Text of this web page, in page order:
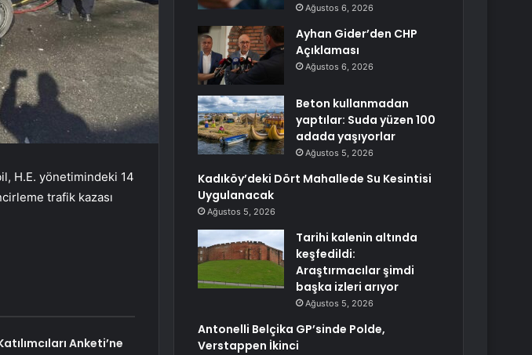
H.E. yönetimindeki 14
trafik kazası
Anketi’ne
Ağustos 6, 2026
Ayhan Gider’den CHP
Açıklaması
Ağustos 6, 2026
Beton kullanmadan
yaptılar: Suda yüzen 100
adada yaşıyorlar
Ağustos 5, 2026
Kadıköy’deki Dört Mahallede Su Kesintisi
Uygulanacak
Ağustos 5, 2026
Tarihi kalenin altında
keşfedildi:
Araştırmacılar şimdi
başka izleri arıyor
Ağustos 5, 2026
Antonelli Belçika GP’sinde Polde,
Verstappen İkinci